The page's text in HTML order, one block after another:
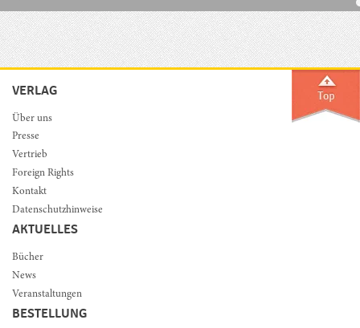
VERLAG
Über uns
Presse
Vertrieb
Foreign Rights
Kontakt
Datenschutzhinweise
AKTUELLES
Bücher
News
Veranstaltungen
BESTELLUNG